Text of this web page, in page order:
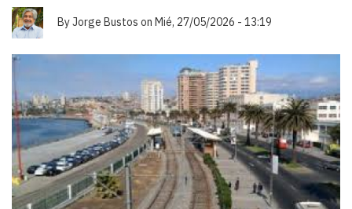
ByJorge Bustos on Mié, 27/05/2026 - 13:19